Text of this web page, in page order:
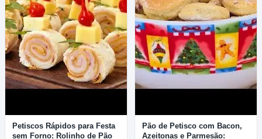
Petiscos Rápidos para Festa
sem Forno: Rolinho de Pão
Pão de Petisco com Bacon,
Azeitonas e Parmesão: